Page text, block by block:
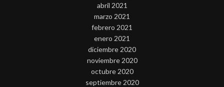
abril 2021
marzo 2021
febrero 2021
enero 2021
diciembre 2020
noviembre 2020
octubre 2020
septiembre 2020